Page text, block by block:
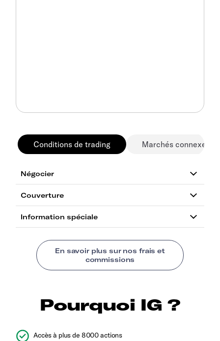
Conditions de trading Marchés connexes
Pourquoi IG ?
Accès à plus de 8000 actions